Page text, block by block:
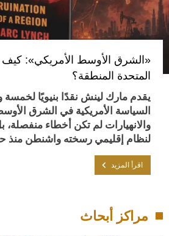
«الشرق الأوسط الأمريكي»: كيف
المتحدة المنطقة؟
يقدم مارك لينش نقدًا بنيويًا لخمسة
السياسة الأمريكية في الشرق
والانهيارات لم تكن أخطاء منفصلة،
لنظام إقليمي رسخته واشنطن منذ
اقرأ المزيد
مراكز أبحاث